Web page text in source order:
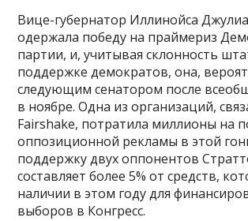
Вице-губернатор Иллинойса
одержала победу на праймериз
партии, и, учитывая склонность
поддержке демократов, она,
следующим сенатором после
в ноябре. Одна из организаций,
Fairshake, потратила миллионы на
оппозиционной рекламы в этой
поддержку двух оппонентов
составляет более 5% от средств,
наличии в этом году для
выборов в Конгресс.